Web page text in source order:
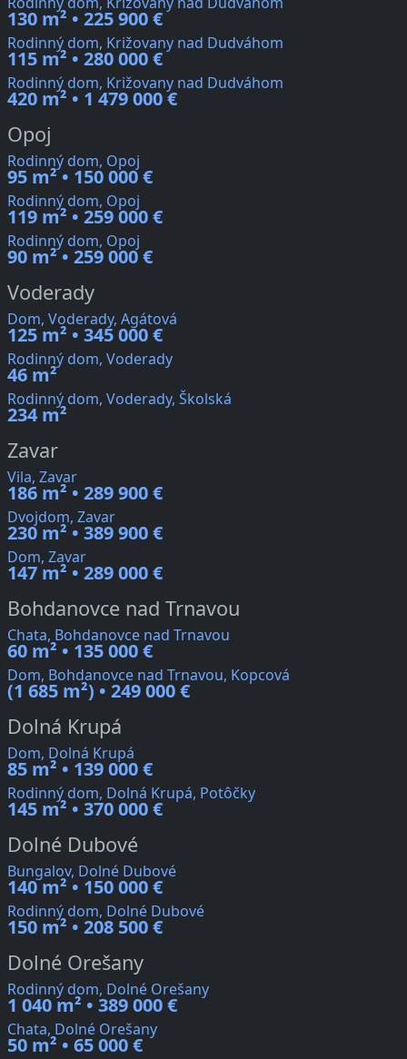
130 m² • 225 900 €
Rodinný dom, Križovany nad Dudváhom
115 m² • 280 000 €
Rodinný dom, Križovany nad Dudváhom
420 m² • 1 479 000 €
Opoj
Rodinný dom, Opoj
95 m² • 150 000 €
Rodinný dom, Opoj
119 m² • 259 000 €
Rodinný dom, Opoj
90 m² • 259 000 €
Voderady
Dom, Voderady, Agátová
125 m² • 345 000 €
Rodinný dom, Voderady
46 m²
Rodinný dom, Voderady, Školská
234 m²
Zavar
Vila, Zavar
186 m² • 289 900 €
Dvojdom, Zavar
230 m² • 389 900 €
Dom, Zavar
147 m² • 289 000 €
Bohdanovce nad Trnavou
Chata, Bohdanovce nad Trnavou
60 m² • 135 000 €
Dom, Bohdanovce nad Trnavou, Kopcová
(1 685 m²) • 249 000 €
Dolná Krupá
Dom, Dolná Krupá
85 m² • 139 000 €
Rodinný dom, Dolná Krupá, Potôčky
145 m² • 370 000 €
Dolné Dubové
Bungalov, Dolné Dubové
140 m² • 150 000 €
Rodinný dom, Dolné Dubové
150 m² • 208 500 €
Dolné Orešany
Rodinný dom, Dolné Orešany
1 040 m² • 389 000 €
Chata, Dolné Orešany
50 m² • 65 000 €